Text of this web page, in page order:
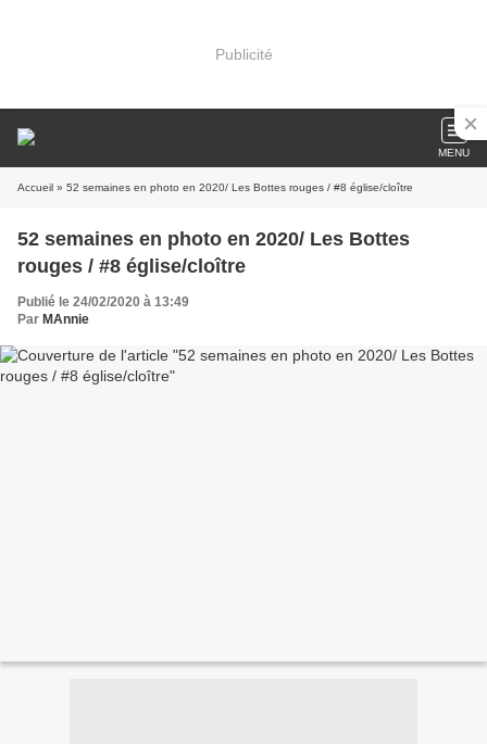
Publicité
MENU
Accueil » 52 semaines en photo en 2020/ Les Bottes rouges / #8 église/cloître
52 semaines en photo en 2020/ Les Bottes
rouges / #8 église/cloître
Publié le 24/02/2020 à 13:49
Par MAnnie